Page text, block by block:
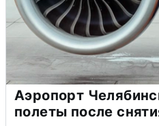
Аэропорт
полеты после